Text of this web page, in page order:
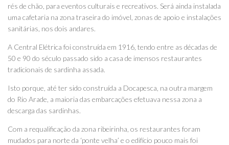
rés de chão, para eventos culturais e recreativos. Será ainda instalada
uma cafetaria na zona traseira do imóvel, zonas de apoio e instalações
sanitárias, nos dois andares.
A Central Elétrica foi construída em 1916, tendo entre as décadas de
50 e 90 do século passado sido a casa de imensos restaurantes
tradicionais de sardinha assada.
Isto porque, até ter sido construída a Docapesca, na outra margem
do Rio Arade, a maioria das embarcações efetuava nessa zona a
descarga das sardinhas.
Com a requalificação da zona ribeirinha, os restaurantes foram
mudados para norte da ‘ponte velha’ e o edifício pouco mais foi